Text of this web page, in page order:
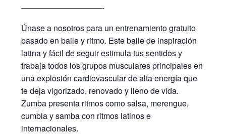
——————————-
Únase a nosotros para un entrenamiento gratuito
basado en baile y ritmo. Este baile de inspiración
latina y fácil de seguir estimula tus sentidos y
trabaja todos los grupos musculares principales en
una explosión cardiovascular de alta energía que
te deja vigorizado, renovado y lleno de vida.
Zumba presenta ritmos como salsa, merengue,
cumbia y samba con ritmos latinos e
internacionales.